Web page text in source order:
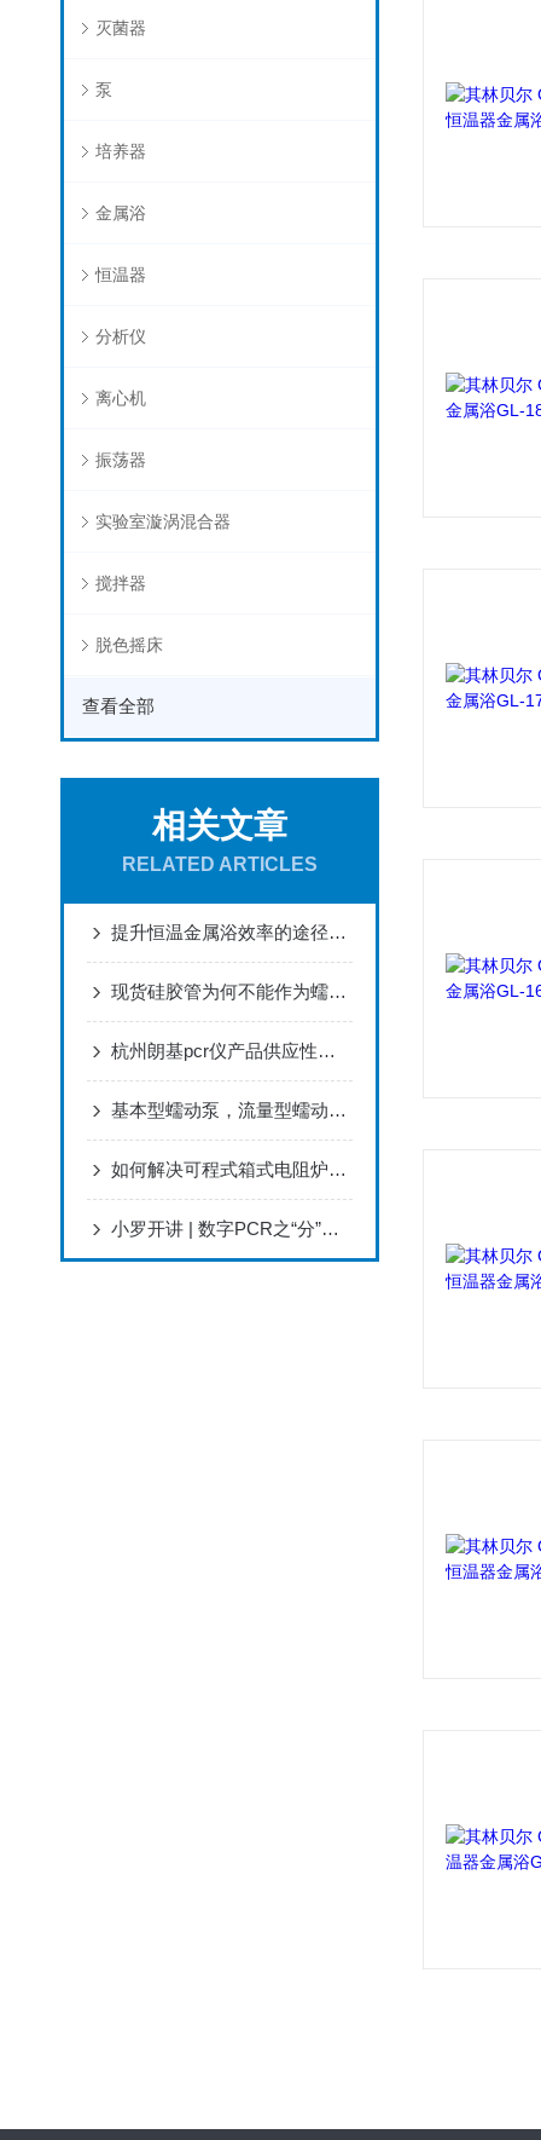
灭菌器
泵
培养器
金属浴
恒温器
分析仪
离心机
振荡器
实验室漩涡混合器
搅拌器
脱色摇床
查看全部
相关文章
RELATED ARTICLES
提升恒温金属浴效率的途径有哪些
现货硅胶管为何不能作为蠕动泵硅胶管来使用？
杭州朗基pcr仪产品供应性能特点使用说明
基本型蠕动泵，流量型蠕动泵，分配型蠕动泵的区别
如何解决可程式箱式电阻炉的故障问题
小罗开讲 | 数字PCR之“分”而治之纳米微孔对dPCR定量结果的影响